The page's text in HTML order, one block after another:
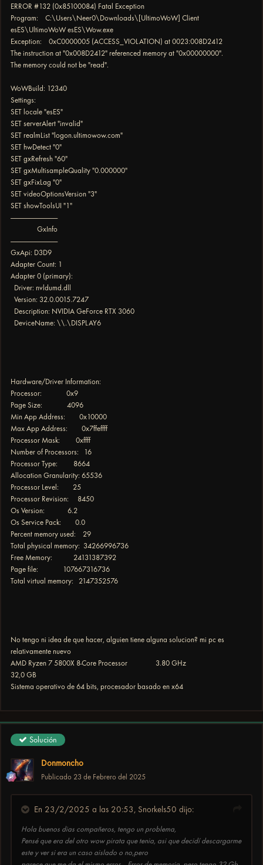
ERROR #132 (0x85100084) Fatal Exception
Program: C:\Users\Neer0\Downloads\[UltimoWoW] Client
esES\UltimoWoW esES\Wow.exe
Exception: 0xC0000005 (ACCESS_VIOLATION) at 0023:008D2412
The instruction at "0x008D2412" referenced memory at "0x00000000".
The memory could not be "read".
WoWBuild: 12340
Settings:
SET locale "esES"
SET serverAlert "invalid"
SET realmList "logon.ultimowow.com"
SET hwDetect "0"
SET gxRefresh "60"
SET gxMultisampleQuality "0.000000"
SET gxFixLag "0"
SET videoOptionsVersion "3"
SET showToolsUI "1"
----------------------------------------
GxInfo
----------------------------------------
GxApi: D3D9
Adapter Count: 1
Adapter 0 (primary):
Driver: nvldumd.dll
Version: 32.0.0015.7247
Description: NVIDIA GeForce RTX 3060
DeviceName: \\.\DISPLAY6
Hardware/Driver Information:
Processor: 0x9
Page Size: 4096
Min App Address: 0x10000
Max App Address: 0x7ffeffff
Processor Mask: 0xffff
Number of Processors: 16
Processor Type: 8664
Allocation Granularity: 65536
Processor Level: 25
Processor Revision: 8450
Os Version: 6.2
Os Service Pack: 0.0
Percent memory used: 29
Total physical memory: 34266996736
Free Memory: 24131387392
Page file: 107667316736
Total virtual memory: 2147352576
No tengo ni idea de que hacer, alguien tiene alguna solucion? mi pc es
relativamente nuevo
AMD Ryzen 7 5800X 8-Core Processor 3.80 GHz
32,0 GB
Sistema operativo de 64 bits, procesador basado en x64
Solución
Donmoncho
Publicado 23 de Febrero del 2025
En 23/2/2025 a las 20:53, Snorkels50 dijo:
Hola buenos dias compañeros, tengo un problema,
Pensé que era del otro wow pirata que tenia, asi que decidí descargarme
este y ver si era un caso aislado o no,pero